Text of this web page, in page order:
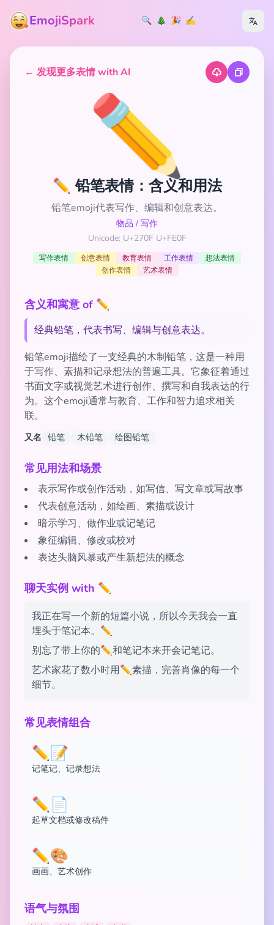
EmojiSpark 🔍 🎄 🎉 ✍️
← 发现更多表情 with AI
✏️
✏️ 铅笔表情：含义和用法
铅笔emoji代表写作、编辑和创意表达。
物品 / 写作
Unicode: U+270F U+FE0F
写作表情 创意表情 教育表情 工作表情
想法表情
创作表情
艺术表情
含义和寓意 of ✏️
经典铅笔，代表书写、编辑与创意表达。
铅笔emoji描绘了一支经典的木制铅笔，这是一种用
于写作、素描和记录想法的普遍工具。它象征着通过
书面文字或视觉艺术进行创作、撰写和自我表达的行
为。这个emoji通常与教育、工作和智力追求相关
联。
又名 铅笔 木铅笔 绘图铅笔
常见用法和场景
表示写作或创作活动，如写信、写文章或写故事
代表创意活动，如绘画、素描或设计
暗示学习、做作业或记笔记
象征编辑、修改或校对
表达头脑风暴或产生新想法的概念
聊天实例 with ✏️
我正在写一个新的短篇小说，所以今天我会一直
埋头于笔记本。✏️
别忘了带上你的✏️和笔记本来开会记笔记。
艺术家花了数小时用✏️素描，完善肖像的每一个
细节。
常见表情组合
✏️📝
记笔记、记录想法
✏️📄
起草文档或修改稿件
✏️🎨
画画、艺术创作
语气与氛围